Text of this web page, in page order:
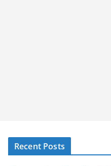
Recent Posts